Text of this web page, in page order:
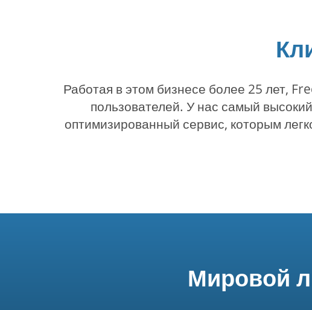
Работая в этом бизнесе более 25 лет,
пользователей. У нас самый
оптимизированный сервис, которым
Мировой